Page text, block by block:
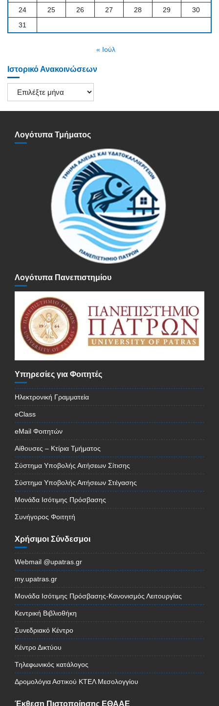
24
25 26 27 28 29
30
31
« Ιούλ
Ιστορικό Ανακοινώσεων
Ιστορικό
Ανακοινώσεων
Λογότυπα Τμήματος
Λογότυπα Πανεπιστημίου
Υπηρεσίες για Φοιτητές
Ηλεκτρονική Γραμματεία
eClass
eMail Φοιτητών
Αίθουσες – Κτίρια Τμήματος
Σύστημα Υποβολής Αιτήσεων Σίτισης
Σύστημα Υποβολής Αιτήσεων Στέγασης
Μονάδα Ισότιμης Πρόσβασης
Συνήγορος Φοιτητή
Χρήσιμοι Σύνδεσμοι
Webmail @upatras.gr
my.upatras.gr
Μονάδα Ισότιμης Πρόσβασης-Κανονισμός Λειτουργίας
Κεντρική Βιβλιοθήκη
Συνεδριακό Κέντρο
Κέντρο Δικτύου
Τηλεφωνικός κατάλογος
Δρομολόγια Αστικού ΚΤΕΛ Μεσολογγίου
Έκθεση Πιστοποίησης ΕΘΑΑΕ